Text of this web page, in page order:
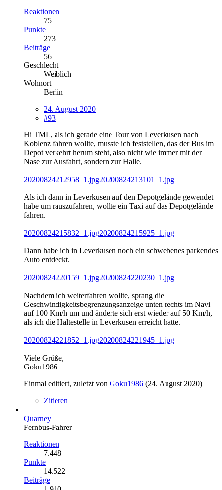
Reaktionen
75
Punkte
273
Beiträge
56
Geschlecht
Weiblich
Wohnort
Berlin
24. August 2020
#93
Hi TML, als ich gerade eine Tour von Leverkusen nach
Koblenz fahren wollte, musste ich feststellen, das der Bus im
Depot verkehrt herum steht, also nicht wie immer mit der
Nase zur Ausfahrt, sondern zur Halle.
20200824212958_1.jpg20200824213101_1.jpg
Als ich dann in Leverkusen auf den Depotgelände gewendet
habe um rauszufahren, wollte ein Taxi auf das Depotgelände
fahren.
20200824215832_1.jpg20200824215925_1.jpg
Dann habe ich in Leverkusen noch ein schwebenes parkendes
Auto entdeckt.
20200824220159_1.jpg20200824220230_1.jpg
Nachdem ich weiterfahren wollte, sprang die
Geschwindigkeitsbegrenzungsanzeige unten rechts im Navi
auf 100 Km/h um und änderte sich erst wieder auf 50 Km/h,
als ich die Haltestelle in Leverkusen erreicht hatte.
20200824221852_1.jpg20200824221945_1.jpg
Viele Grüße,
Goku1986
Einmal editiert, zuletzt von Goku1986 (24. August 2020)
Zitieren
Quarney
Fernbus-Fahrer
Reaktionen
7.448
Punkte
14.522
Beiträge